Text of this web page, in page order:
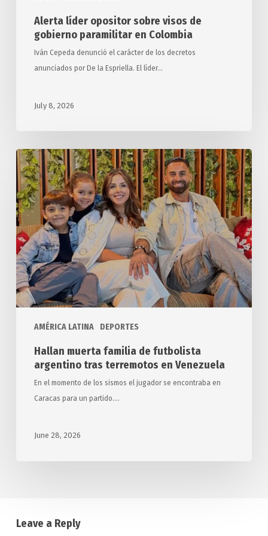
Alerta líder opositor sobre visos de
gobierno paramilitar en Colombia
Iván Cepeda denunció el carácter de los decretos
anunciados por De la Espriella. El líder…
July 8, 2026
AMÉRICA LATINA DEPORTES
Hallan
muerta
familia
de
futbolista
argentino
tras
terremotos
en
Venezuela
Hallan muerta familia de futbolista
argentino tras terremotos en Venezuela
En el momento de los sismos el jugador se encontraba en
Caracas para un partido.…
June 28, 2026
Leave a Reply